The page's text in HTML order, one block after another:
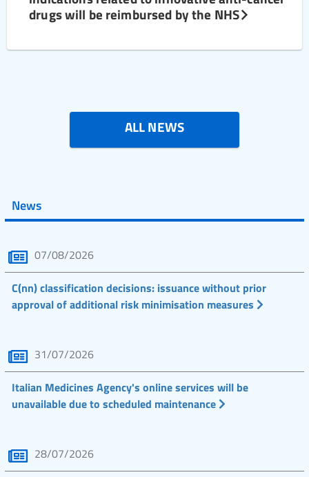
drugs will be reimbursed by the NHS
ALL NEWS
News
07/08/2026
C(nn) classification decisions: issuance without prior
approval of additional risk minimisation measures
31/07/2026
Italian Medicines Agency's online services will be
unavailable due to scheduled maintenance
28/07/2026